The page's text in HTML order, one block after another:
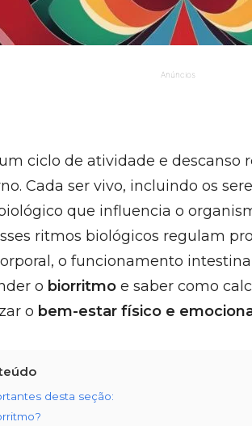
Anúncios
ciclo de atividade e descanso
Cada ser vivo, incluindo os
que influencia o
ritmos biológicos regulam
o funcionamento
o biorritmo e saber como
o bem-estar físico e
desta seção: